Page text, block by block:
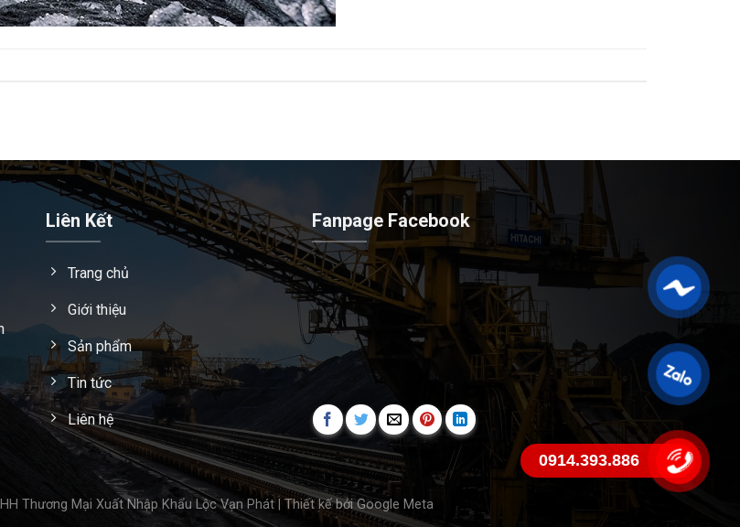
Liên Kết
Trang chủ
Giới thiệu
Sản phẩm
Tin tức
Liên hệ
Fanpage Facebook
Thương Mại Xuất Nhập Khẩu Lộc Vạn Phát | Thiết kế bởiGoogle Meta
0914.393.886